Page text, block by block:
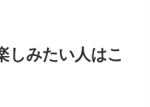
しみたい人はこ